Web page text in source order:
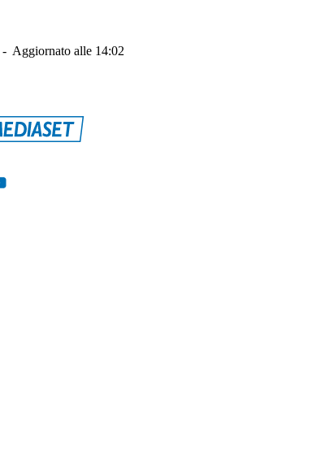
- Aggiornato alle 14:02